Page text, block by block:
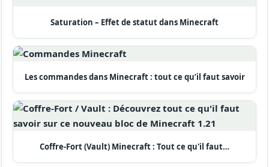
Saturation – Effet de statut dans Minecraft
Les commandes dans Minecraft : tout ce qu’il faut savoir
Coffre-Fort (Vault) Minecraft : Tout ce qu'il faut…